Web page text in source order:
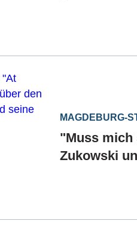
MAGDEBURG-
"Muss mich
Zukowski